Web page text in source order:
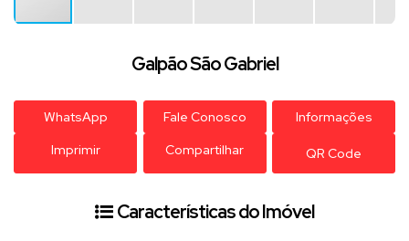
Galpão São Gabriel
WhatsApp Fale Conosco
Informações
Imprimir
Compartilhar QR Code
Características do Imóvel